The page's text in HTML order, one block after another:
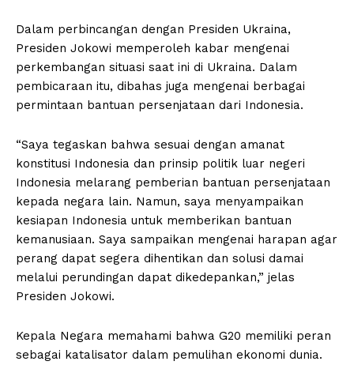
Dalam perbincangan dengan Presiden Ukraina,
Presiden Jokowi memperoleh kabar mengenai
perkembangan situasi saat ini di Ukraina. Dalam
pembicaraan itu, dibahas juga mengenai berbagai
permintaan bantuan persenjataan dari Indonesia.
“Saya tegaskan bahwa sesuai dengan amanat
konstitusi Indonesia dan prinsip politik luar negeri
Indonesia melarang pemberian bantuan persenjataan
kepada negara lain. Namun, saya menyampaikan
kesiapan Indonesia untuk memberikan bantuan
kemanusiaan. Saya sampaikan mengenai harapan agar
perang dapat segera dihentikan dan solusi damai
melalui perundingan dapat dikedepankan,” jelas
Presiden Jokowi.
Kepala Negara memahami bahwa G20 memiliki peran
sebagai katalisator dalam pemulihan ekonomi dunia.